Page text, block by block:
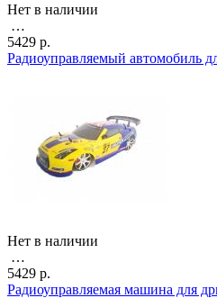
Нет в наличии
…
5429 р.
Радиоуправляемый автомобиль
Нет в наличии
…
5429 р.
Радиоуправляемая машина для